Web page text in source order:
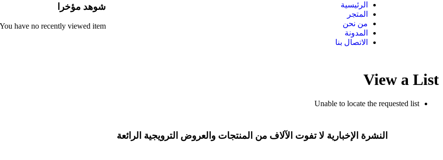
الرئيسية
المتجر
من نحن
المدونة
الاتصال بنا
شوهد مؤخرا
You have no recently viewed item.
View a List
Unable to locate the requested list
النشرة الإخبارية لا تفوت الآلاف من المنتجات والعروض الترويجية الرائعة